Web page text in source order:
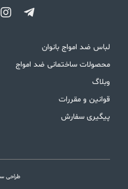
لباس ضد امواج بانوان
محصولات ساختمانی ضد امواج
وبلاگ
قوانین و مقررات
پیگیری سفارش
طراحی